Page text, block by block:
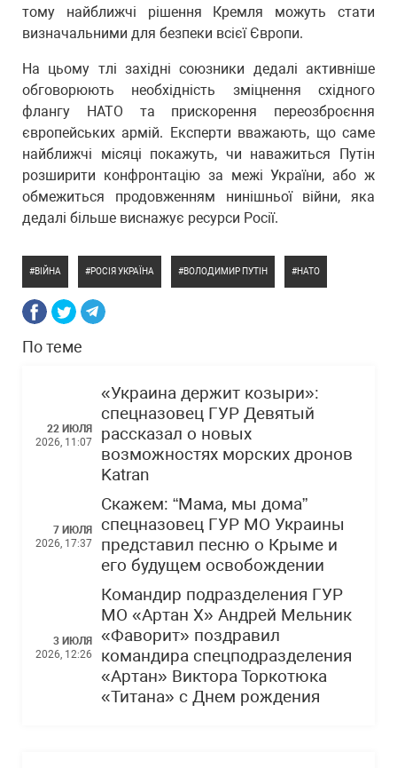
тому найближчі рішення Кремля можуть стати
визначальними для безпеки всієї Європи.
На цьому тлі західні союзники дедалі активніше
обговорюють необхідність зміцнення східного
флангу НАТО та прискорення переозброєння
європейських армій. Експерти вважають, що саме
найближчі місяці покажуть, чи наважиться Путін
розширити конфронтацію за межі України, або ж
обмежиться продовженням нинішньої війни, яка
дедалі більше виснажує ресурси Росії.
ВІЙНА РОСІЯ УКРАЇНА ВОЛОДИМИР ПУТІН НАТО
По теме
22 ИЮЛЯ
2026, 11:07
«Украина держит козыри»:
спецназовец ГУР Девятый
рассказал о новых
возможностях морских дронов
Katran
7 ИЮЛЯ
2026, 17:37
Скажем: “Мама, мы дома”
спецназовец ГУР МО Украины
представил песню о Крыме и
его будущем освобождении
3 ИЮЛЯ
2026, 12:26
Командир подразделения ГУР
МО «Артан Х» Андрей Мельник
«Фаворит» поздравил
командира спецподразделения
«Артан» Виктора Торкотюка
«Титана» с Днем рождения